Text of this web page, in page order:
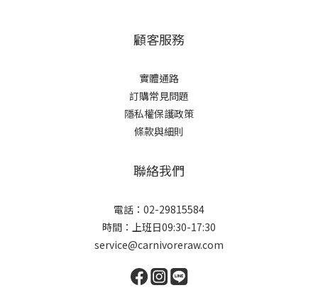
顧客服務
實體通路
訂購常見問題
隱私權保護政策
條款與細則
聯絡我們
電話：02-29815584
時間：上班日09:30-17:30
service@carnivoreraw.com